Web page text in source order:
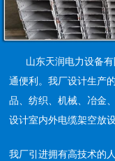
山东天润电力设备
通便利。我厂设计生产
品、纺织、机械、冶金
设计室内外电缆架空放
我厂引进拥有高技术的